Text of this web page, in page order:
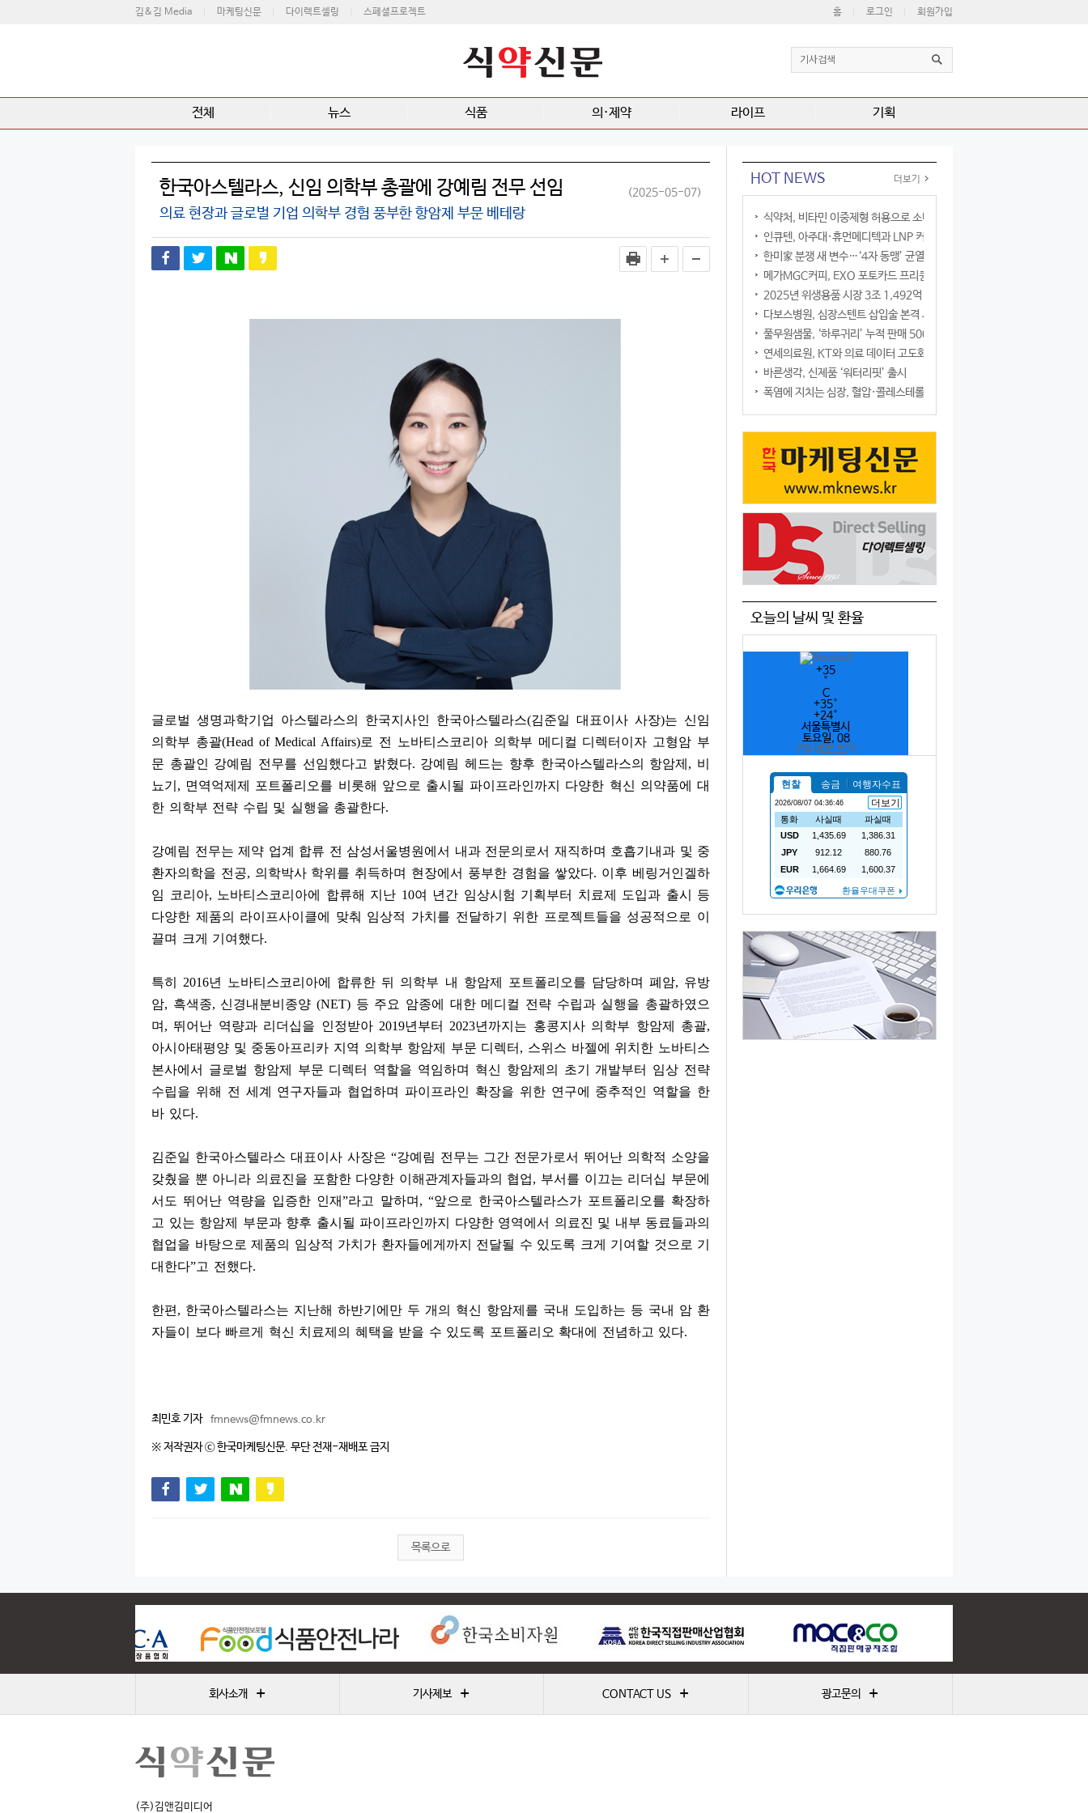
김&김 Media 마케팅신문 다이렉트셀링 스페셜프로젝트 홈 로그인 회원가입
전체 뉴스 식품 의·제약 라이프 기획
한국아스텔라스, 신임 의학부 총괄에 강예림 전무 선임 (2025-05-07)
의료 현장과 글로벌 기업 의학부 경험 풍부한 항암제 부문 베테랑
글로벌 생명과학기업 아스텔라스의 한국지사인 한국아스텔라스(김준일 대표이사 사장)는 신임
의학부 총괄(Head of Medical Affairs)로 전 노바티스코리아 의학부 메디컬 디렉터이자 고형암 부
문 총괄인 강예림 전무를 선임했다고 밝혔다. 강예림 헤드는 향후 한국아스텔라스의 항암제 , 비
뇨기 , 면역억제제 포트폴리오를 비롯해 앞으로 출시될 파이프라인까지 다양한 혁신 의약품에 대
한 의학부 전략 수립 및 실행을 총괄한다.
강예림 전무는 제약 업계 합류 전 삼성서울병원에서 내과 전문의로서 재직하며 호흡기내과 및 중
환자의학을 전공, 의학박사 학위를 취득하며 현장에서 풍부한 경험을 쌓았다. 이후 베링거인겔하
임 코리아, 노바티스코리아에 합류해 지난 10여 년간 임상시험 기획부터 치료제 도입과 출시 등
다양한 제품의 라이프사이클에 맞춰 임상적 가치를 전달하기 위한 프로젝트들을 성공적으로 이
끌며 크게 기여했다.
특히 2016년 노바티스코리아에 합류한 뒤 의학부 내 항암제 포트폴리오를 담당하며 폐암, 유방
암, 흑색종, 신경내분비종양(NET) 등 주요 암종에 대한 메디컬 전략 수립과 실행을 총괄하였으
며 , 뛰어난 역량과 리더십을 인정받아 2019년부터 2023년까지는 홍콩지사 의학부 항암제 총괄,
아시아태평양 및 중동아프리카 지역 의학부 항암제 부문 디렉터 , 스위스 바젤에 위치한 노바티스
본사에서 글로벌 항암제 부문 디렉터 역할을 역임하며 혁신 항암제의 초기 개발부터 임상 전략
수립을 위해 전 세계 연구자들과 협업하며 파이프라인 확장을 위한 연구에 중추적인 역할을 한
바 있다.
김준일 한국아스텔라스 대표이사 사장은 “강예림 전무는 그간 전문가로서 뛰어난 의학적 소양을
갖췄을 뿐 아니라 의료진을 포함한 다양한 이해관계자들과의 협업, 부서를 이끄는 리더십 부문에
서도 뛰어난 역량을 입증한 인재”라고 말하며 , “앞으로 한국아스텔라스가 포트폴리오를 확장하
고 있는 항암제 부문과 향후 출시될 파이프라인까지 다양한 영역에서 의료진 및 내부 동료들과의
협업을 바탕으로 제품의 임상적 가치가 환자들에게까지 전달될 수 있도록 크게 기여할 것으로 기
대한다”고 전했다.
한편 , 한국아스텔라스는 지난해 하반기에만 두 개의 혁신 항암제를 국내 도입하는 등 국내 암 환
자들이 보다 빠르게 혁신 치료제의 혜택을 받을 수 있도록 포트폴리오 확대에 전념하고 있다.
최민호 기자 fmnews@fmnews.co.kr
※ 저작권자 ⓒ 한국마케팅신문. 무단 전재-재배포 금지
목록으로
HOT NEWS 더보기
식약처, 비타민 이중제형 허용으로 소비자 선택권 확대
인큐텐, 아주대·휴먼메디텍과 LNP 커큐민 공동연구
한미家 분쟁 새 변수…‘4자 동맹’ 균열 현실화
메가MGC커피, EXO 포토카드 프리퀀시 이벤트
2025년 위생용품 시장 3조 1,492억 원
다보스병원, 심장스텐트 삽입술 본격 시행
풀무원샘물, ‘하루귀리’ 누적 판매 500만 병 돌파
연세의료원, KT와 의료 데이터 고도화 협력
바른생각, 신제품 ‘워터리핏’ 출시
폭염에 지치는 심장, 혈압·콜레스테롤만 챙기면 될까?
오늘의 날씨 및 환율
+35
°
C
+35°
+24°
서울특별시
토요일, 08
7일 예보 보기
회사소개 + 기사제보 + CONTACT US + 광고문의 +
(주)김앤김미디어